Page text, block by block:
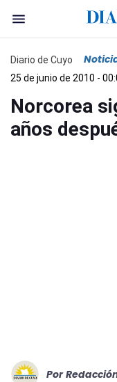
Diario de Cuyo
25 de junio de 2010 -
Norcorea
años
Por